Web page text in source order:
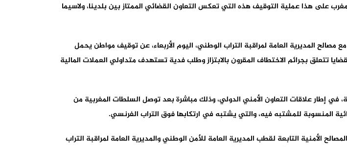
هذا عملية التوقيف هذه التي تعكس التعاون القضائي الممتاز بين بلدينا، ولاسيما
المديرية العامة لمراقبة التراب الوطني، اليوم الأربعاء، عن توقيف مواطن يحمل
سنة، وذلك للاشتباه في ارتباطه بقضايا تتعلق بجرائم الاختطاف المقرون بالابتزاز وطلب فدية تستهدف متداولي العملات المالية
إطار علاقات التعاون الأمني الدولي، وذلك مباشرة بعد توصل السلطات المغربية من
المنسوبة للمشتبه فيه، والتي يشتبه في ارتكابها فوق التراب الفرنسي.
الأمنية التابعة لقطب المديرية العامة للأمن الوطني والمديرية العامة لمراقبة التراب